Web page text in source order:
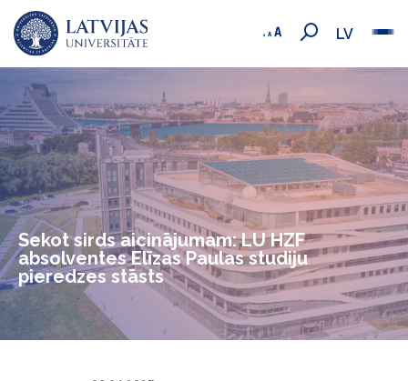
LV
Sekot sirds aicinājumam: LU HZF
absolventes Elīzas Paulas studiju
pieredzes stāsts